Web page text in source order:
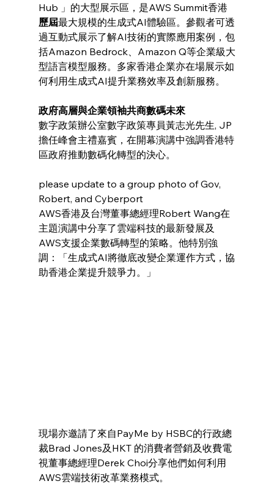
Hub 」的大型展示區，是AWS Summit香港
歷屆最大規模的生成式AI體驗區。參觀者可透
過互動式展示了解AI技術的實際應用案例，包
括Amazon Bedrock、Amazon Q等企業級大
型語言模型服務。多家香港企業亦在場展示如
何利用生成式AI提升業務效率及創新服務。
政府高層與企業領袖共商數碼未來
數字政策辦公室數字政策專員黃志光先生, JP
擔任峰會主禮嘉賓，在開幕演講中強調香港特
區政府推動數碼化轉型的決心。
please update to a group photo of Gov,
Robert, and Cyberport
AWS香港及台灣董事總經理Robert Wang在
主題演講中分享了雲端科技的最新發展及
AWS支援企業數碼轉型的策略。他特別強
調：「生成式AI將徹底改變企業運作方式，協
助香港企業提升競爭力。」
現場亦邀請了來自PayMe by HSBC的行政總
裁Brad Jones及HKT 的消費者營銷及收費電
視董事總經理Derek Choi分享他們如何利用
AWS雲端技術改革業務模式。